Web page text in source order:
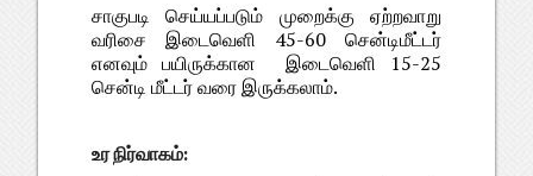
சாகுபடி செய்யப்படும் முறைக்கு ஏற்றவாறு
வரிசை இடைவெளி 45-60 சென்டிமீட்டர்
எனவும் பயிருக்கான இடைவெளி 15-25
சென்டி மீட்டர் வரை இருக்கலாம்.
உர நிர்வாகம்: